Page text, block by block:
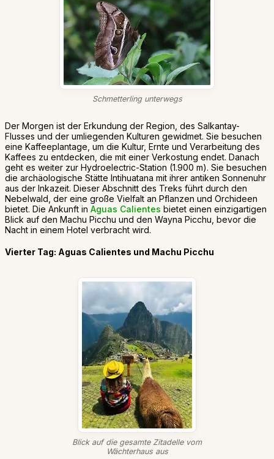
Schmetterling unterwegs
Der Morgen ist der Erkundung der Region, des Salkantay-
Flusses und der umliegenden Kulturen gewidmet. Sie besuchen
eine Kaffeeplantage, um die Kultur, Ernte und Verarbeitung des
Kaffees zu entdecken, die mit einer Verkostung endet. Danach
geht es weiter zur Hydroelectric-Station (1.900 m). Sie besuchen
die archäologische Stätte Intihuatana mit ihrer antiken Sonnenuhr
aus der Inkazeit. Dieser Abschnitt des Treks führt durch den
Nebelwald, der eine große Vielfalt an Pflanzen und Orchideen
bietet. Die Ankunft in Aguas Calientes bietet einen einzigartigen
Blick auf den Machu Picchu und den Wayna Picchu, bevor die
Nacht in einem Hotel verbracht wird.
Vierter Tag: Aguas Calientes und Machu Picchu
Blick auf die gesamte Zitadelle vom
Wächterhaus aus